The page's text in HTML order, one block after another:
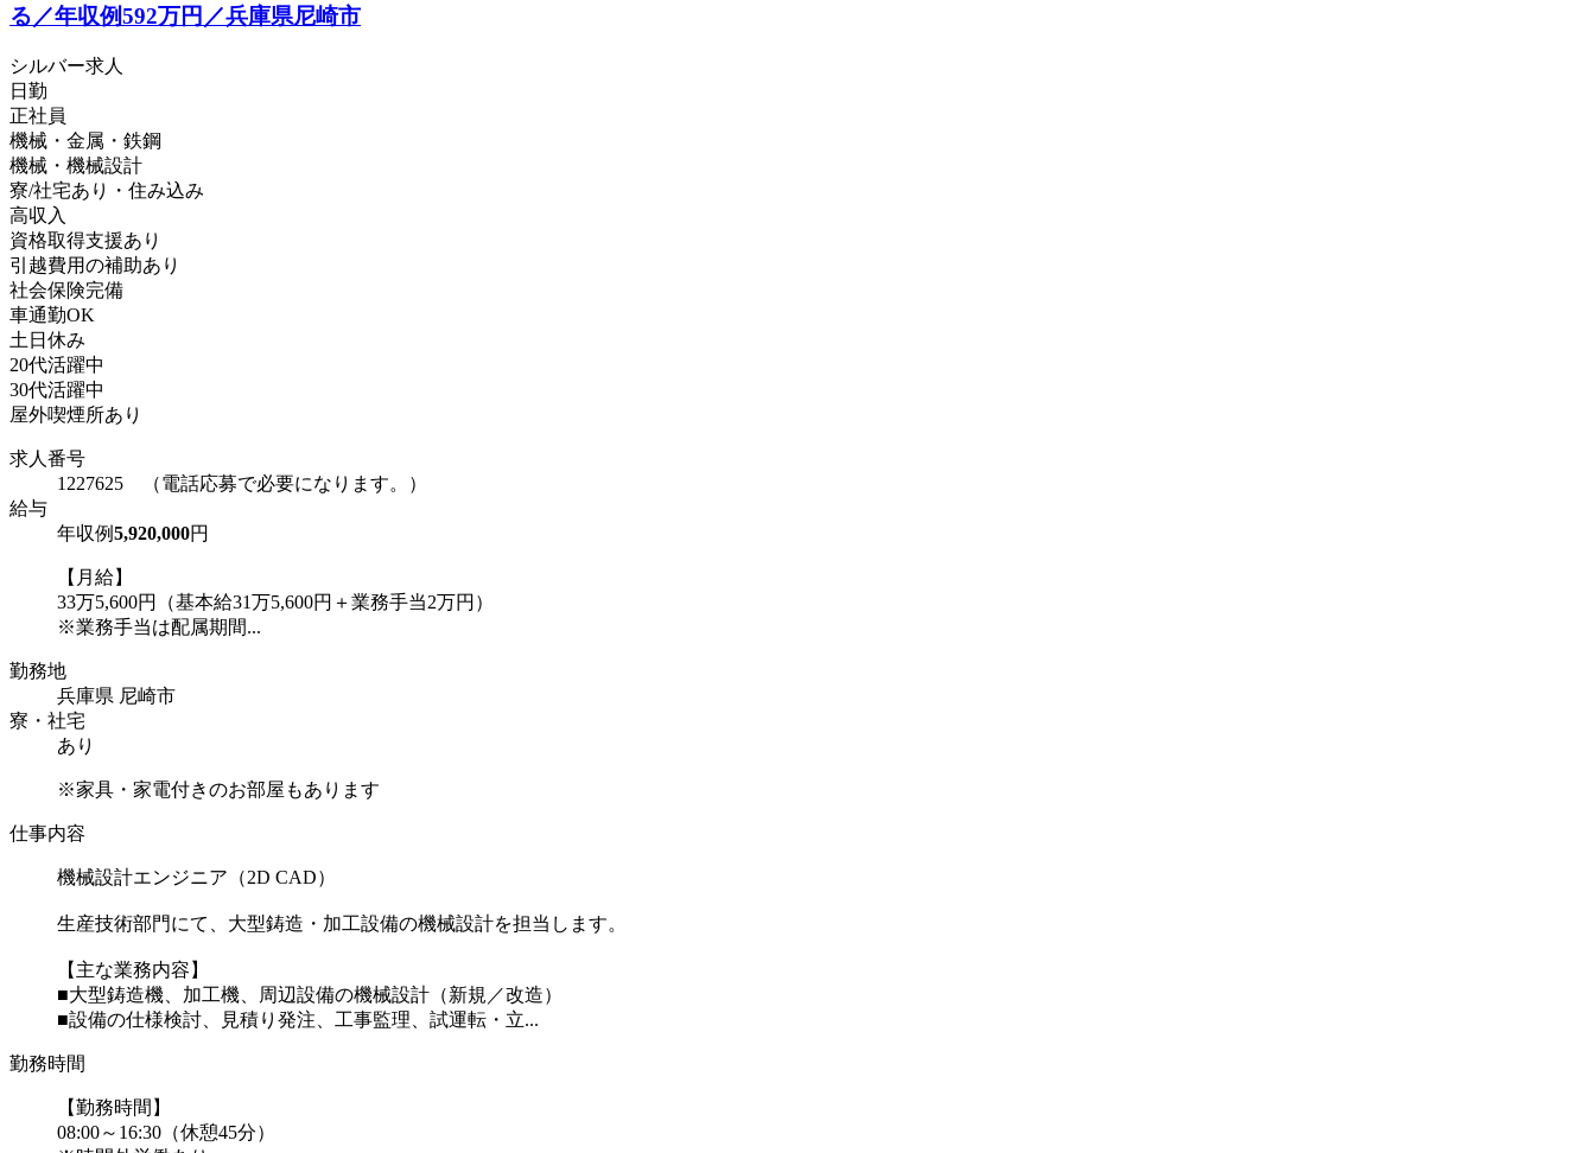
る／年収例592万円／兵庫県尼崎市
シルバー求人
日勤
正社員
機械・金属・鉄鋼
機械・機械設計
寮/社宅あり・住み込み
高収入
資格取得支援あり
引越費用の補助あり
社会保険完備
車通勤OK
土日休み
20代活躍中
30代活躍中
屋外喫煙所あり
求人番号
1227625 （電話応募で必要になります。）
給与
年収例5,920,000円
【月給】
33万5,600円（基本給31万5,600円＋業務手当2万円）
※業務手当は配属期間...
勤務地
兵庫県 尼崎市
寮・社宅
あり
※家具・家電付きのお部屋もあります
仕事内容
機械設計エンジニア（2D CAD）
生産技術部門にて、大型鋳造・加工設備の機械設計を担当します。
【主な業務内容】
■大型鋳造機、加工機、周辺設備の機械設計（新規／改造）
■設備の仕様検討、見積り発注、工事監理、試運転・立...
勤務時間
【勤務時間】
08:00～16:30（休憩45分）